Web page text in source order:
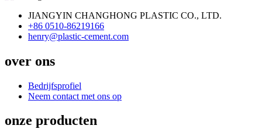
JIANGYIN CHANGHONG PLASTIC CO., LTD.
+86 0510-86219166
henry@plastic-cement.com
over ons
Bedrijfsprofiel
Neem contact met ons op
onze producten